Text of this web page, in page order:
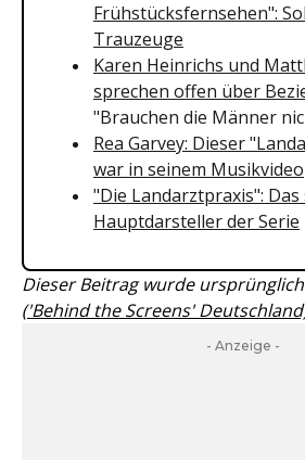
Frühstücksfernsehen":
Trauzeuge
Karen Heinrichs und
sprechen offen über
"Brauchen die Männer
Rea Garvey: Dieser
war in seinem Musikvideo
"Die Landarztpraxis": Das
Hauptdarsteller der Serie
Dieser Beitrag wurde
('Behind the Screens'
- Anzeige -